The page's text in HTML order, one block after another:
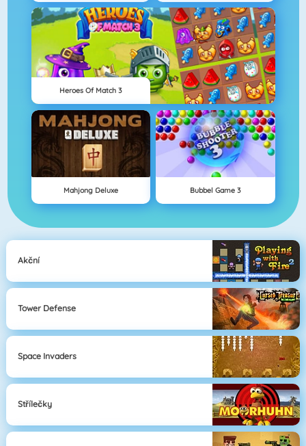
Heroes Of Match 3
Mahjong Deluxe Bubbel Game 3
Akční
Tower Defense
Space Invaders
Střílečky